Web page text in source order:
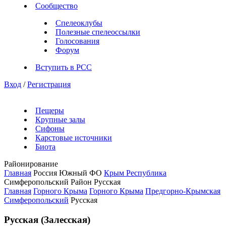
Сообщество
Спелеоклубы
Полезные спелеоссылки
Голосования
Форум
Вступить в РСС
Вход / Регистрация
Пещеры
Крупные залы
Сифоны
Карстовые источники
Биота
Районирование
Главная Россия Южный ФО Крым Республика
Симферопольский Район Русская
Главная Горного Крыма Горного Крыма Предгорно-Крымская
Симферопольский Русская
Русская (Залесская)